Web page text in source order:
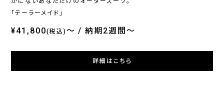
「テーラーメイド」
¥41,800(税込)～ 納期2週間～
詳細はこちら